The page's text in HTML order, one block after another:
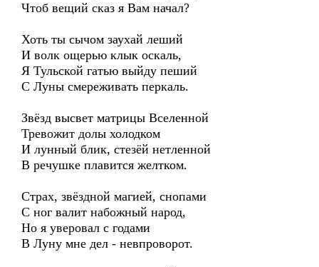
Чтоб вещий сказ я Вам начал?
Хоть ты сычом заухай леший
И волк ощерью клык оскаль,
Я Тульской гатью выйду пеший
С Луны смереживать перкаль.
Звёзд высвет матрицы Вселенной
Тревожит долы холодком
И лунный блик, стезёй нетленной
В речушке плавится желтком.
Страх, звёздной магией, снопами
С ног валит набожный народ,
Но я уверовал с годами
В Луну мне дел - невпроворот.